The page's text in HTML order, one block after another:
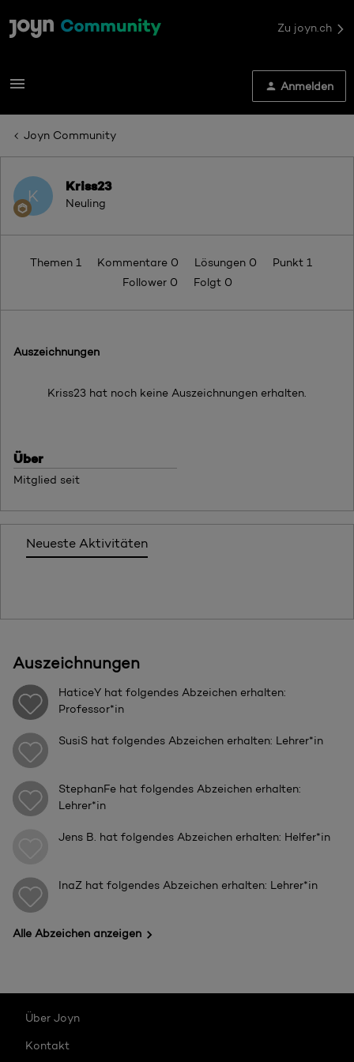
Zu joyn.ch
Anmelden
Joyn Community
K
Kriss23
Neuling
Themen 1 Kommentare 0 Lösungen 0
Punkt 1
Follower 0 Folgt 0
Auszeichnungen
Kriss23 hat noch keine Auszeichnungen erhalten.
Über
Mitglied seit
Neueste Aktivitäten
Auszeichnungen
HaticeY hat folgendes Abzeichen erhalten:
Professor*in
SusiS hat folgendes Abzeichen erhalten: Lehrer*in
StephanFe hat folgendes Abzeichen erhalten:
Lehrer*in
Jens B. hat folgendes Abzeichen erhalten: Helfer*in
InaZ hat folgendes Abzeichen erhalten: Lehrer*in
Alle Abzeichen anzeigen
Über Joyn
Kontakt